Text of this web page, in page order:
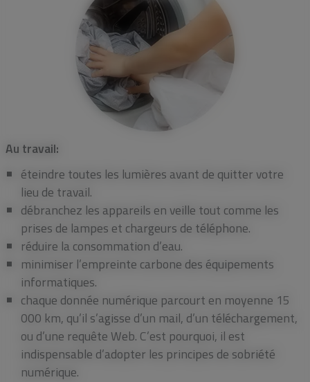
Au travail:
éteindre toutes les lumières avant de quitter votre
lieu de travail.
débranchez les appareils en veille tout comme les
prises de lampes et chargeurs de téléphone.
réduire la consommation d’eau.
minimiser l’empreinte carbone des équipements
informatiques.
chaque donnée numérique parcourt en moyenne 15
000 km, qu’il s’agisse d’un mail, d’un téléchargement,
ou d’une requête Web. C’est pourquoi, il est
indispensable d’adopter les principes de sobriété
numérique.